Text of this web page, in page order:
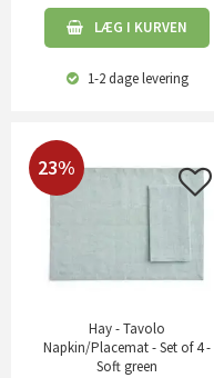
LÆG I KURVEN
1-2 dagelevering
23%
Hay - Tavolo
Napkin/Placemat - Set of 4 -
Soft green